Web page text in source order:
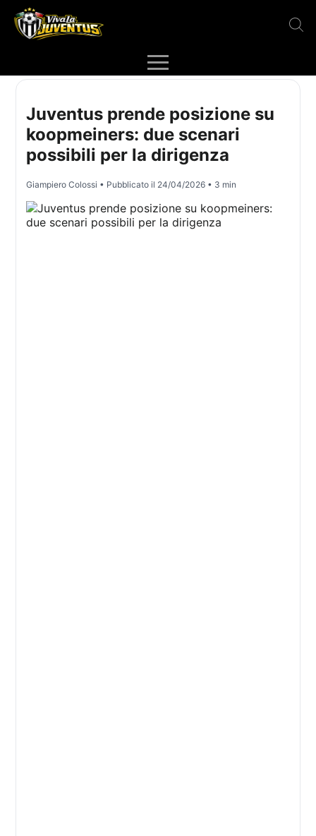
Juventus prende posizione su
koopmeiners: due scenari
possibili per la dirigenza
Giampiero Colossi • Pubblicato il 24/04/2026 • 3 min